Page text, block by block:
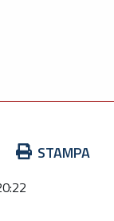
STAMPA